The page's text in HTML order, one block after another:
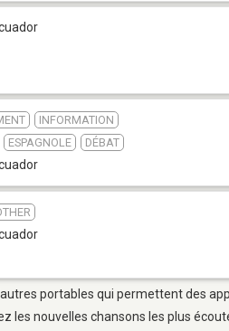
INFORMATION
ESPAGNOLE DÉBAT
portables qui permettent des
les nouvelles chansons les plus